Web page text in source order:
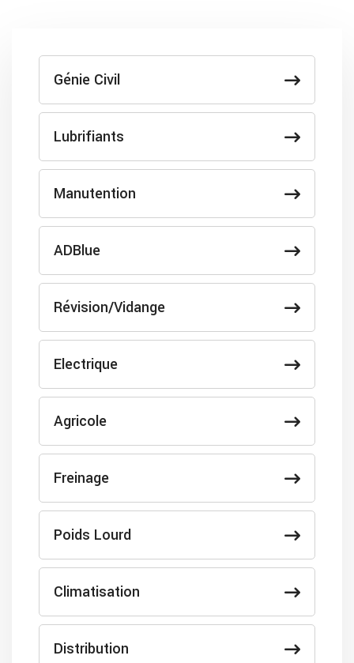
Génie Civil
Lubrifiants
Manutention
ADBlue
Révision/Vidange
Electrique
Agricole
Freinage
Poids Lourd
Climatisation
Distribution